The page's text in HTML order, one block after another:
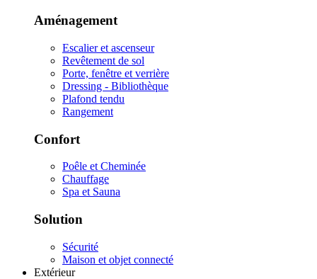
Aménagement
Escalier et ascenseur
Revêtement de sol
Porte, fenêtre et verrière
Dressing - Bibliothèque
Plafond tendu
Rangement
Confort
Poêle et Cheminée
Chauffage
Spa et Sauna
Solution
Sécurité
Maison et objet connecté
Extérieur